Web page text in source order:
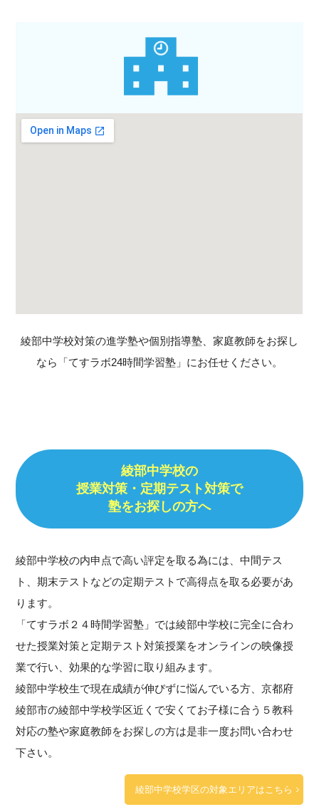
綾部中学校対策の進学塾や個別指導塾、家庭教師をお探し
なら「てすラボ24時間学習塾」にお任せください。
綾部中学校の
授業対策・定期テスト対策で
塾をお探しの方へ
綾部中学校の内申点で高い評定を取る為には、中間テス
ト、期末テストなどの定期テストで高得点を取る必要があ
ります。
「てすラボ２４時間学習塾」では綾部中学校に完全に合わ
せた授業対策と定期テスト対策授業をオンラインの映像授
業で行い、効果的な学習に取り組みます。
綾部中学校生で現在成績が伸びずに悩んでいる方、京都府
綾部市の綾部中学校学区近くで安くてお子様に合う５教科
対応の塾や家庭教師をお探しの方は是非一度お問い合わせ
下さい。
綾部中学校学区の対象エリアはこちら